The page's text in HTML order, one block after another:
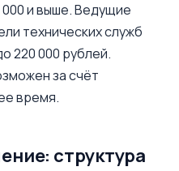
и выше. Ведущие
технических служб
220 000 рублей.
за счёт
время.
структура